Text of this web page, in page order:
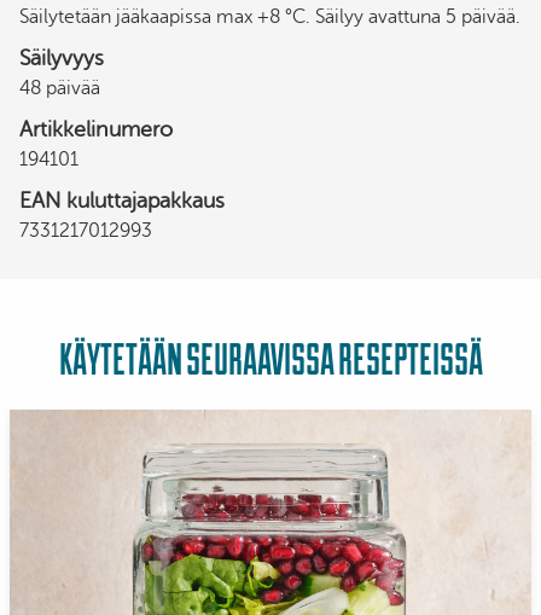
Säilytetään jääkaapissa max +8 °C. Säilyy avattuna 5 päivää.
Säilyvyys
48 päivää
Artikkelinumero
194101
EAN kuluttajapakkaus
7331217012993
KÄYTETÄÄN SEURAAVISSA RESEPTEISSÄ